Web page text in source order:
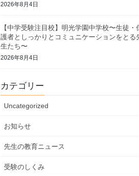
2026年8月4日
【中学受験注目校】明光学園中学校〜生徒・
護者としっかりとコミュニケーションをとる
生たち〜
2026年8月4日
カテゴリー
Uncategorized
お知らせ
先生の教育ニュース
受験のしくみ